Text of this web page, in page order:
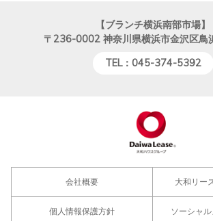
【ブランチ横浜南部市場】
〒236-0002 神奈川県横浜市金沢区
TEL：045-374-5392
会社概要 大和リー
個人情報保護方針 ソーシャ